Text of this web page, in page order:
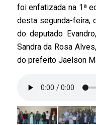
foi enfatizada na 1ª
desta segunda-feira,
do deputado
Sandra da Rosa
do prefeito Jaelson